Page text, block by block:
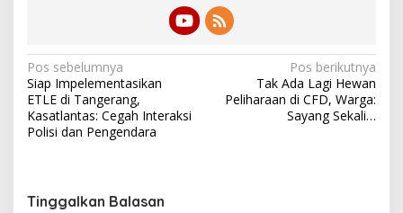
N
a
v
i
a
Pos sebelumnya
Siap Impelementasikan
ETLE di Tangerang,
Kasatlantas: Cegah Interaksi
Polisi dan Pengendara
Pos berikutnya
Tak Ada Lagi Hewan
Peliharaan di CFD, Warga:
Sayang Sekali…
Tinggalkan Balasan